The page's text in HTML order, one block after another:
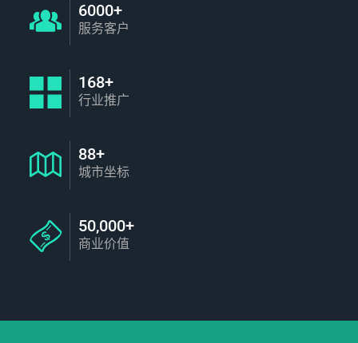
6000+
服务客户
168+
行业推广
88+
城市坐标
50,000+
商业价值